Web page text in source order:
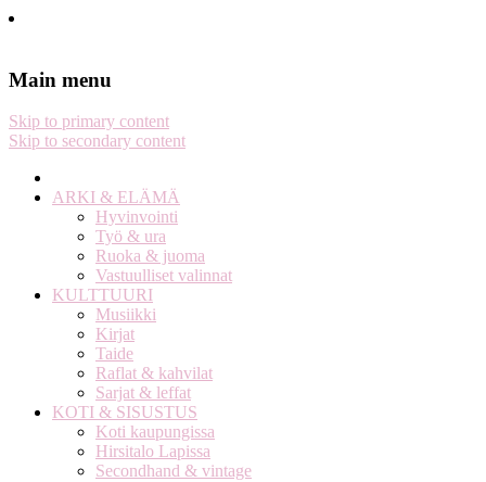
Notes on a life
Main menu
Skip to primary content
Skip to secondary content
ARKI & ELÄMÄ
Hyvinvointi
Työ & ura
Ruoka & juoma
Vastuulliset valinnat
KULTTUURI
Musiikki
Kirjat
Taide
Raflat & kahvilat
Sarjat & leffat
KOTI & SISUSTUS
Koti kaupungissa
Hirsitalo Lapissa
Secondhand & vintage